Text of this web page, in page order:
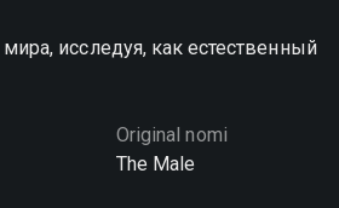
исследуя, как естественный
Original nomi
The Male